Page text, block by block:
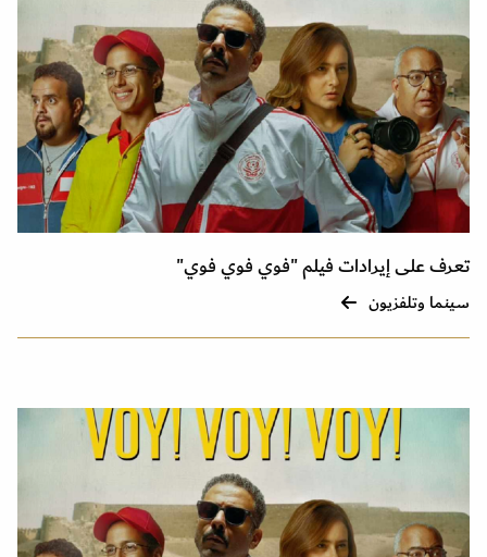
تعرف على إيرادات فيلم "فوي فوي فوي"
سينما وتلفزيون